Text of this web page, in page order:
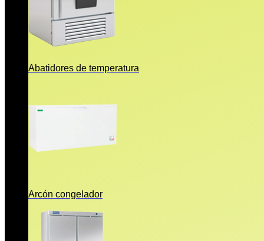
Abatidores de temperatura
Arcón congelador